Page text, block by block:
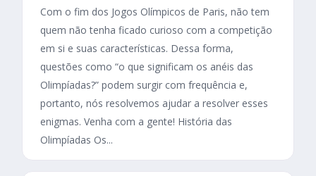
Com o fim dos Jogos Olímpicos de Paris, não tem
quem não tenha ficado curioso com a competição
em si e suas características. Dessa forma,
questões como “o que significam os anéis das
Olimpíadas?” podem surgir com frequência e,
portanto, nós resolvemos ajudar a resolver esses
enigmas. Venha com a gente! História das
Olimpíadas Os...